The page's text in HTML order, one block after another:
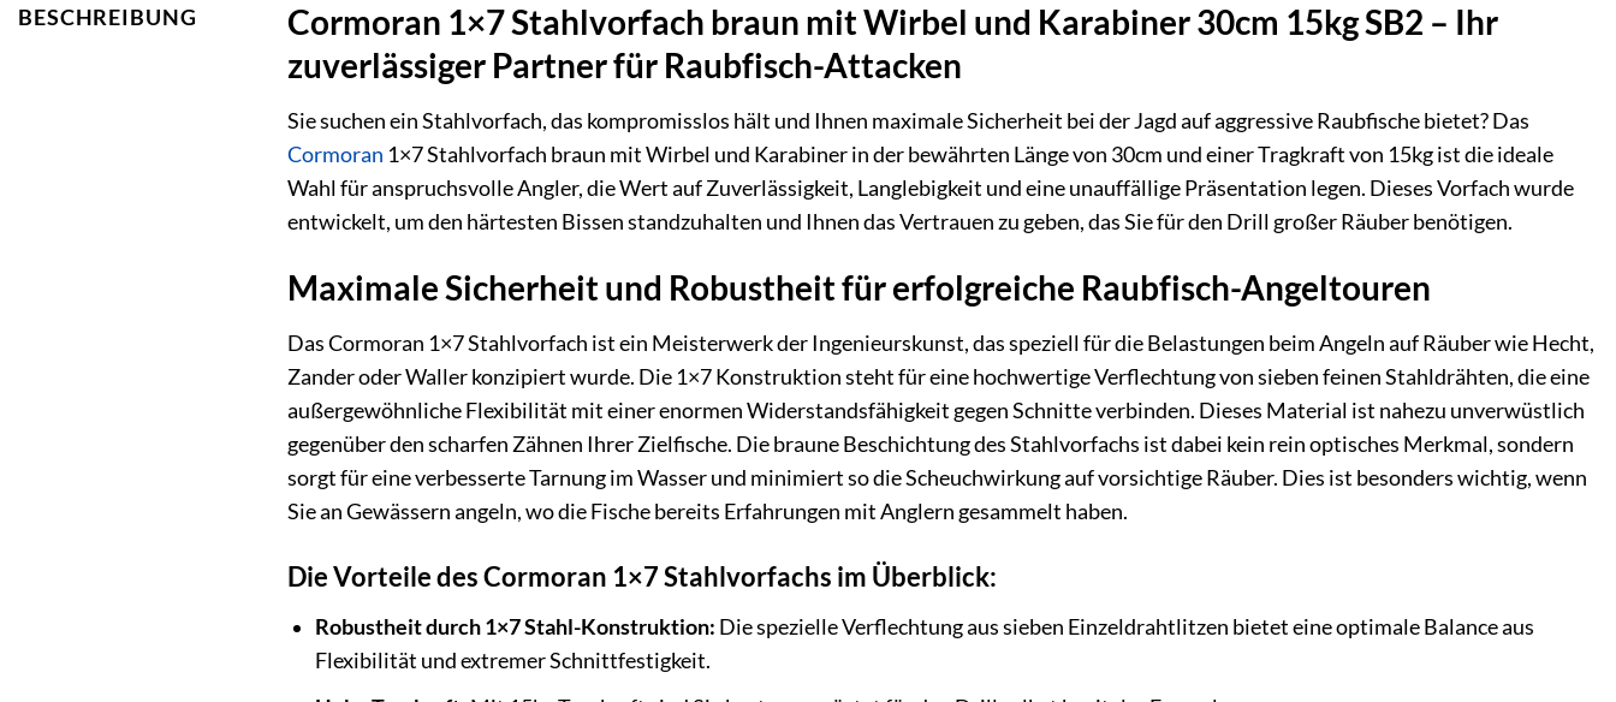
BESCHREIBUNG
Cormoran 1×7 Stahlvorfach braun mit Wirbel und Karabiner 30cm 15kg SB2 – Ihr
zuverlässiger Partner für Raubfisch-Attacken
Sie suchen ein Stahlvorfach, das kompromisslos hält und Ihnen maximale Sicherheit bei der Jagd auf aggressive Raubfische bietet? Das
Cormoran 1×7 Stahlvorfach braun mit Wirbel und Karabiner in der bewährten Länge von 30cm und einer Tragkraft von 15kg ist die ideale
Wahl für anspruchsvolle Angler, die Wert auf Zuverlässigkeit, Langlebigkeit und eine unauffällige Präsentation legen. Dieses Vorfach wurde
entwickelt, um den härtesten Bissen standzuhalten und Ihnen das Vertrauen zu geben, das Sie für den Drill großer Räuber benötigen.
Maximale Sicherheit und Robustheit für erfolgreiche Raubfisch-Angeltouren
Das Cormoran 1×7 Stahlvorfach ist ein Meisterwerk der Ingenieurskunst, das speziell für die Belastungen beim Angeln auf Räuber wie Hecht,
Zander oder Waller konzipiert wurde. Die 1×7 Konstruktion steht für eine hochwertige Verflechtung von sieben feinen Stahldrähten, die eine
außergewöhnliche Flexibilität mit einer enormen Widerstandsfähigkeit gegen Schnitte verbinden. Dieses Material ist nahezu unverwüstlich
gegenüber den scharfen Zähnen Ihrer Zielfische. Die braune Beschichtung des Stahlvorfachs ist dabei kein rein optisches Merkmal, sondern
sorgt für eine verbesserte Tarnung im Wasser und minimiert so die Scheuchwirkung auf vorsichtige Räuber. Dies ist besonders wichtig, wenn
Sie an Gewässern angeln, wo die Fische bereits Erfahrungen mit Anglern gesammelt haben.
Die Vorteile des Cormoran 1×7 Stahlvorfachs im Überblick:
Robustheit durch 1×7 Stahl-Konstruktion: Die spezielle Verflechtung aus sieben Einzeldrahtlitzen bietet eine optimale Balance aus
Flexibilität und extremer Schnittfestigkeit.